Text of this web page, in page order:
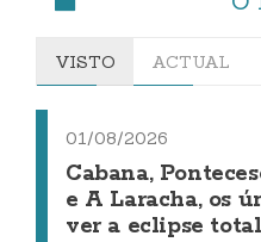
VISTO ACTUAL
01/08/2026
Cabana,
e A Laracha, os
ver a eclipse